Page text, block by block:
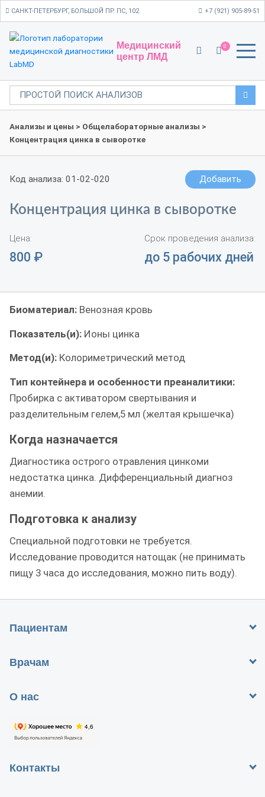
САНКТ-ПЕТЕРБУРГ, БОЛЬШОЙ ПР. ПС, 102 +7 (921) 905-89-51
Медицинский
центр ЛМД
0
Анализы и цены > Общелабораторные анализы >
Концентрация цинка в сыворотке
Код анализа: 01-02-020 Добавить
Концентрация цинка в сыворотке
Цена:
800 ₽
Срок проведения анализа:
до 5 рабочих дней
Биоматериал: Венозная кровь
Показатель(и): Ионы цинка
Метод(и): Колориметрический метод
Тип контейнера и особенности преаналитики:
Пробирка с активатором свертывания и
разделительным гелем,5 мл (желтая крышечка)
Когда назначается
Диагностика острого отравления цинкоми
недостатка цинка. Дифференциальный диагноз
анемии.
Подготовка к анализу
Специальной подготовки не требуется.
Исследование проводится натощак (не принимать
пищу 3 часа до исследования, можно пить воду).
Пациентам
Врачам
О нас
Контакты